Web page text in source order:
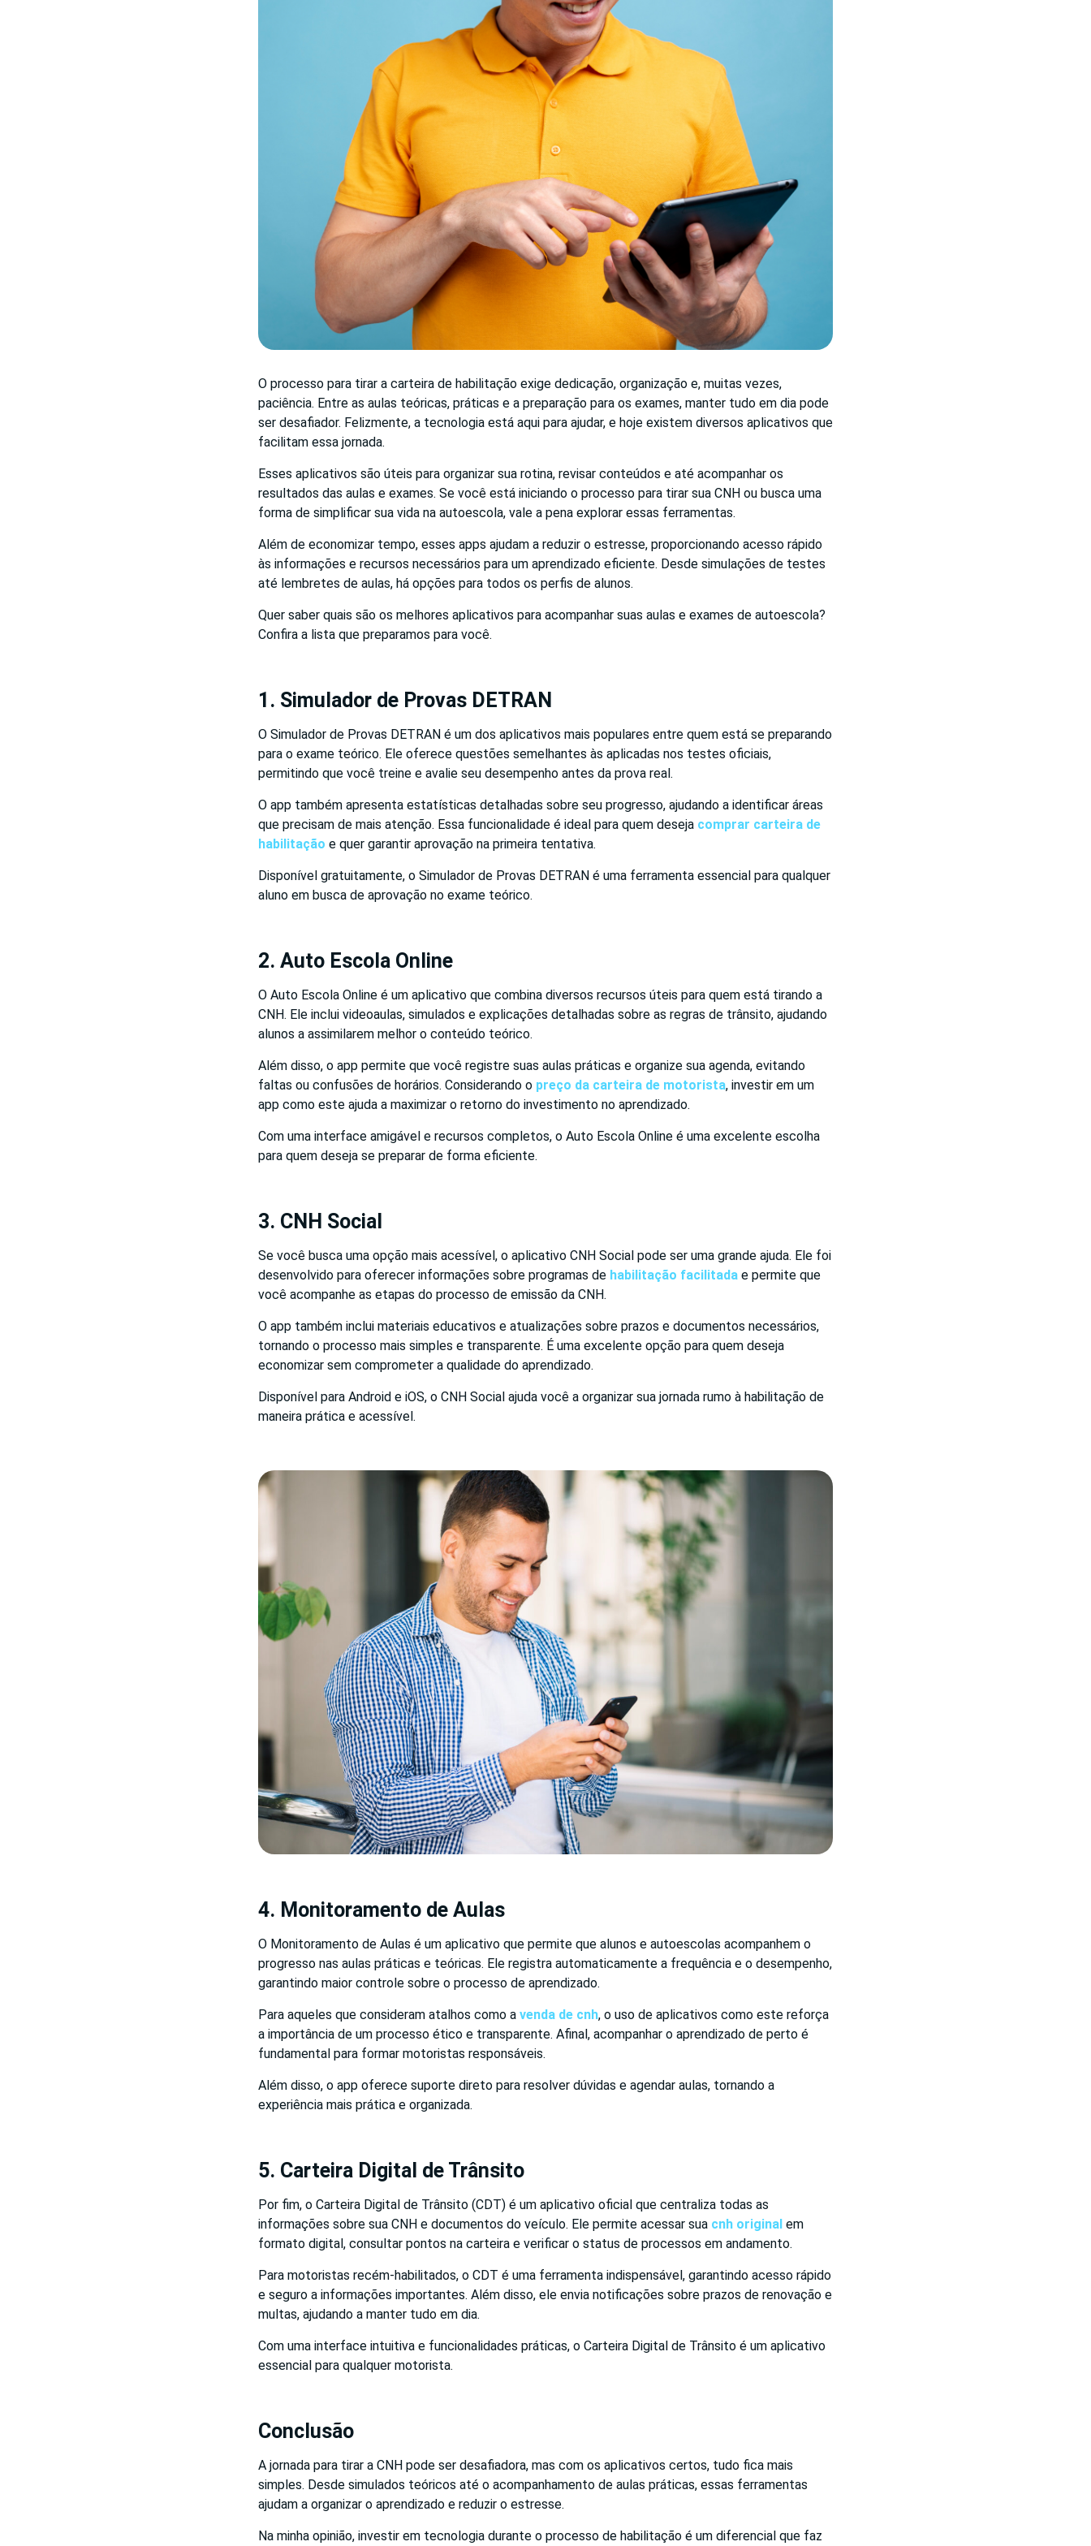
O processo para tirar a carteira de habilitação exige dedicação, organização e, muitas vezes,
paciência. Entre as aulas teóricas, práticas e a preparação para os exames, manter tudo em dia pode
ser desafiador. Felizmente, a tecnologia está aqui para ajudar, e hoje existem diversos aplicativos que
facilitam essa jornada.
Esses aplicativos são úteis para organizar sua rotina, revisar conteúdos e até acompanhar os
resultados das aulas e exames. Se você está iniciando o processo para tirar sua CNH ou busca uma
forma de simplificar sua vida na autoescola, vale a pena explorar essas ferramentas.
Além de economizar tempo, esses apps ajudam a reduzir o estresse, proporcionando acesso rápido
às informações e recursos necessários para um aprendizado eficiente. Desde simulações de testes
até lembretes de aulas, há opções para todos os perfis de alunos.
Quer saber quais são os melhores aplicativos para acompanhar suas aulas e exames de autoescola?
Confira a lista que preparamos para você.
1. Simulador de Provas DETRAN
O Simulador de Provas DETRAN é um dos aplicativos mais populares entre quem está se preparando
para o exame teórico. Ele oferece questões semelhantes às aplicadas nos testes oficiais,
permitindo que você treine e avalie seu desempenho antes da prova real.
O app também apresenta estatísticas detalhadas sobre seu progresso, ajudando a identificar áreas
que precisam de mais atenção. Essa funcionalidade é ideal para quem deseja comprar carteira de
habilitação e quer garantir aprovação na primeira tentativa.
Disponível gratuitamente, o Simulador de Provas DETRAN é uma ferramenta essencial para qualquer
aluno em busca de aprovação no exame teórico.
2. Auto Escola Online
O Auto Escola Online é um aplicativo que combina diversos recursos úteis para quem está tirando a
CNH. Ele inclui videoaulas, simulados e explicações detalhadas sobre as regras de trânsito, ajudando
alunos a assimilarem melhor o conteúdo teórico.
Além disso, o app permite que você registre suas aulas práticas e organize sua agenda, evitando
faltas ou confusões de horários. Considerando o preço da carteira de motorista, investir em um
app como este ajuda a maximizar o retorno do investimento no aprendizado.
Com uma interface amigável e recursos completos, o Auto Escola Online é uma excelente escolha
para quem deseja se preparar de forma eficiente.
3. CNH Social
Se você busca uma opção mais acessível, o aplicativo CNH Social pode ser uma grande ajuda. Ele foi
desenvolvido para oferecer informações sobre programas de habilitação facilitada e permite que
você acompanhe as etapas do processo de emissão da CNH.
O app também inclui materiais educativos e atualizações sobre prazos e documentos necessários,
tornando o processo mais simples e transparente. É uma excelente opção para quem deseja
economizar sem comprometer a qualidade do aprendizado.
Disponível para Android e iOS, o CNH Social ajuda você a organizar sua jornada rumo à habilitação de
maneira prática e acessível.
4. Monitoramento de Aulas
O Monitoramento de Aulas é um aplicativo que permite que alunos e autoescolas acompanhem o
progresso nas aulas práticas e teóricas. Ele registra automaticamente a frequência e o desempenho,
garantindo maior controle sobre o processo de aprendizado.
Para aqueles que consideram atalhos como a venda de cnh, o uso de aplicativos como este reforça
a importância de um processo ético e transparente. Afinal, acompanhar o aprendizado de perto é
fundamental para formar motoristas responsáveis.
Além disso, o app oferece suporte direto para resolver dúvidas e agendar aulas, tornando a
experiência mais prática e organizada.
5. Carteira Digital de Trânsito
Por fim, o Carteira Digital de Trânsito (CDT) é um aplicativo oficial que centraliza todas as
informações sobre sua CNH e documentos do veículo. Ele permite acessar sua cnh original em
formato digital, consultar pontos na carteira e verificar o status de processos em andamento.
Para motoristas recém-habilitados, o CDT é uma ferramenta indispensável, garantindo acesso rápido
e seguro a informações importantes. Além disso, ele envia notificações sobre prazos de renovação e
multas, ajudando a manter tudo em dia.
Com uma interface intuitiva e funcionalidades práticas, o Carteira Digital de Trânsito é um aplicativo
essencial para qualquer motorista.
Conclusão
A jornada para tirar a CNH pode ser desafiadora, mas com os aplicativos certos, tudo fica mais
simples. Desde simulados teóricos até o acompanhamento de aulas práticas, essas ferramentas
ajudam a organizar o aprendizado e reduzir o estresse.
Na minha opinião, investir em tecnologia durante o processo de habilitação é um diferencial que faz